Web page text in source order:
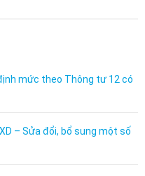
mức theo Thông tư 12 có
– Sửa đổi, bổ sung một số